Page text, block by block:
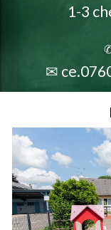
1-3
✉